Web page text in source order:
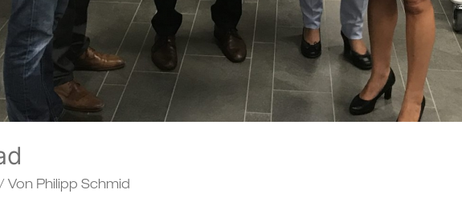
/ Von Philipp Schmid